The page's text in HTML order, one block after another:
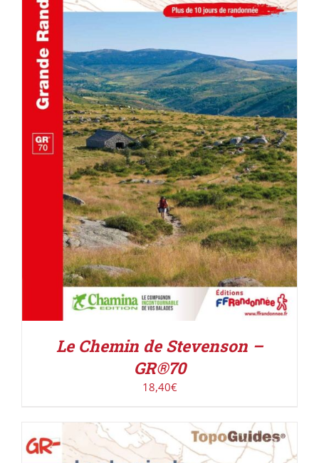
AJOUTER AU PANIER / DÉTAILS
Le Chemin de Stevenson –
GR®70
18,40€